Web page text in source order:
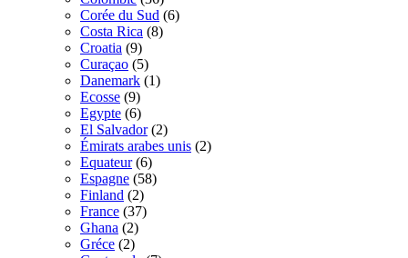
Corée du Sud (6)
Costa Rica (8)
Croatia (9)
Curaçao (5)
Danemark (1)
Ecosse (9)
Egypte (6)
El Salvador (2)
Émirats arabes unis (2)
Equateur (6)
Espagne (58)
Finland (2)
France (37)
Ghana (2)
Gréce (2)